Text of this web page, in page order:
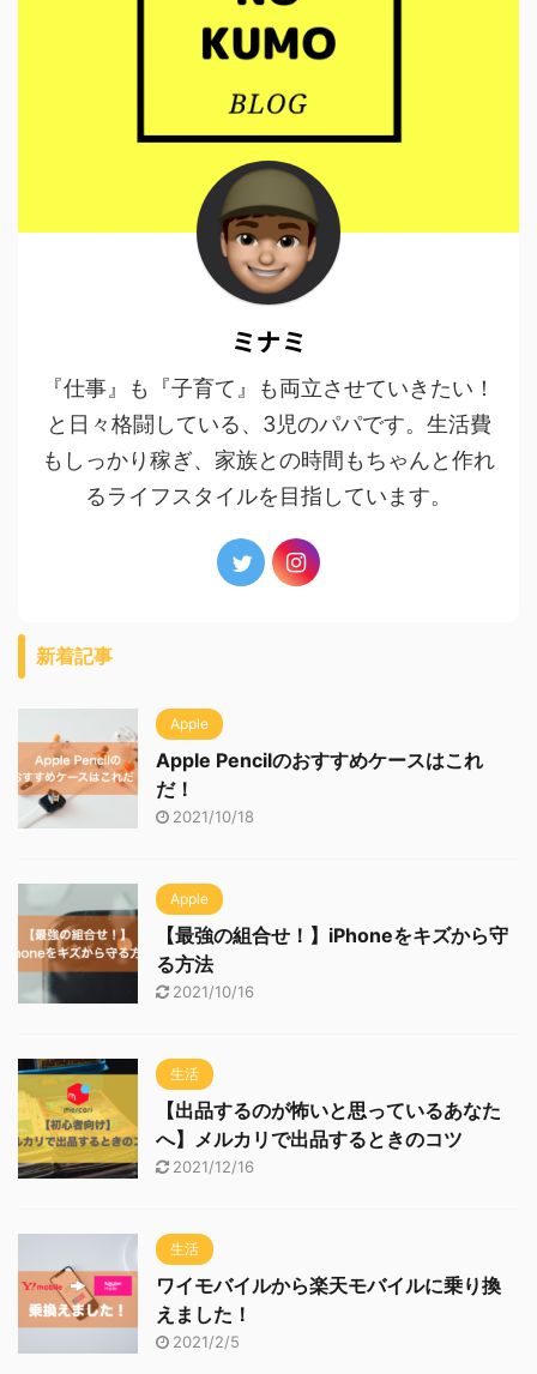
ミナミ
『仕事』も『子育て』も両立させていきたい！
と日々格闘している、3児のパパです。生活費
もしっかり稼ぎ、家族との時間もちゃんと作れ
るライフスタイルを目指しています。
新着記事
Apple
Apple Pencilのおすすめケースはこれ
だ！
2021/10/18
Apple
【最強の組合せ！】iPhoneをキズから守
る方法
2021/10/16
生活
【出品するのが怖いと思っているあなた
へ】メルカリで出品するときのコツ
2021/12/16
生活
ワイモバイルから楽天モバイルに乗り換
えました！
2021/2/5